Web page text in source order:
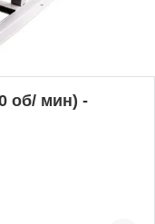
об/ мин) -